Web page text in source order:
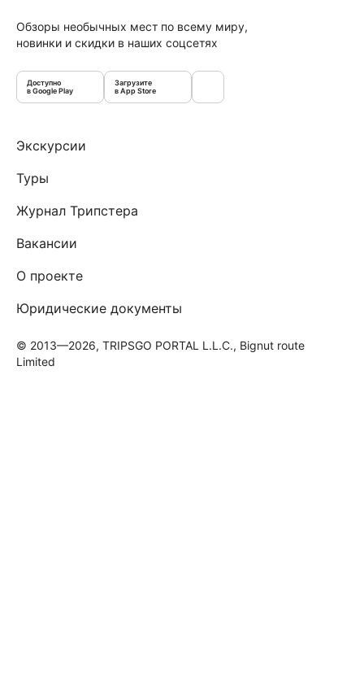
Обзоры необычных мест по всему миру,
новинки и скидки в наших соцсетях
Доступно
в Google Play
Загрузите
в App Store
Экскурсии
Туры
Журнал Трипстера
Вакансии
О проекте
Юридические документы
© 2013—2026, TRIPSGO PORTAL L.L.C., Bignut route
Limited